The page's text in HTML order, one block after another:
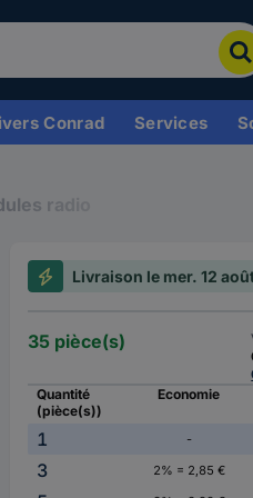
Conrad Services
radio
Livraison le mer. 12
35 pièce(s)
Quantité
(pièce(s))
Economie
1 -
3
2% = 2,85 €